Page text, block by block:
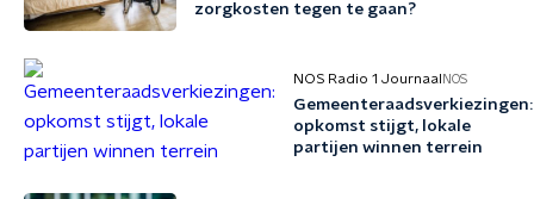
zorgkosten tegen te gaan?
NOS Radio 1 Journaal NOS
Gemeenteraadsverkiezingen:
opkomst stijgt, lokale
partijen winnen terrein